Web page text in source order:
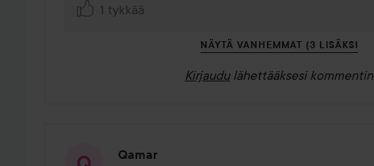
1 tykkää
NÄYTÄ VANHEMMAT (3 LISÄKSI
Kirjaudu lähettääksesi kommentin
Qamar